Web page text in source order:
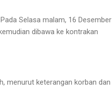
Selasa malam, 16 Desember
dibawa ke kontrakan
menurut keterangan korban dan